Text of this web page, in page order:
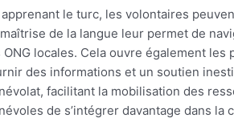
apprenant le turc, les volontaires
de la langue leur permet de
ONG locales. Cela ouvre également
des informations et un soutien
facilitant la mobilisation des
de s’intégrer davantage dans